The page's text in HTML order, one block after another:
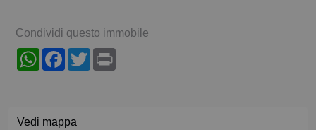
Condividi questo immobile
WhatsAppFacebook
Twitter
Vedi mappa